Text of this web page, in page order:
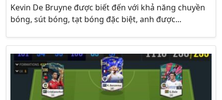
Kevin De Bruyne được biết đến với khả năng chuyền
bóng, sút bóng, tạt bóng đặc biệt, anh được...